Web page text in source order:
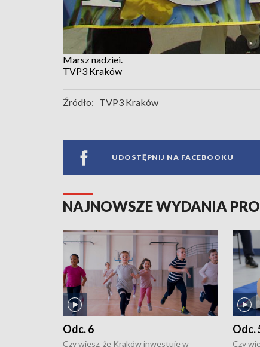
Marsz nadziei.
TVP3 Kraków
Źródło: TVP3 Kraków
UDOSTĘPNIJ NA FACEBOOKU
NAJNOWSZE WYDANIA
Odc. 6
Czy wiesz, że Kraków inwestuje w
Odc.
Czy